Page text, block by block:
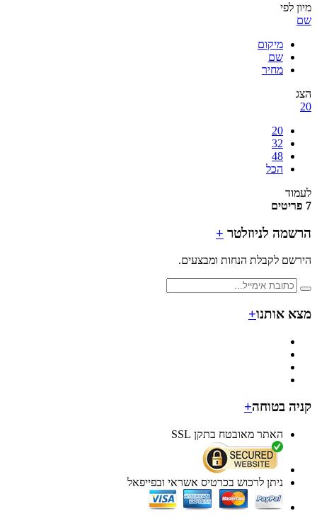
מיקום
שם
מחיר
הכל
לניוזלטר+
לקבלת הנחות ומבצעים.
אותנו+
בטוחה+
האתר מאובטח בתקן SSL
ניתן לרכוש בכרטיס אשראי ובפייפאל